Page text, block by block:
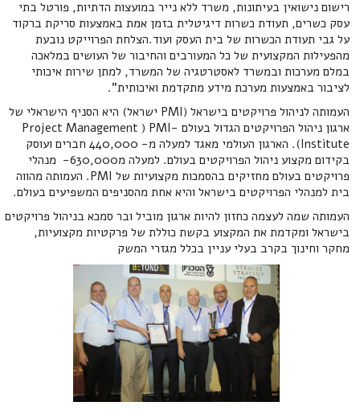
רישום נישואין בעיתונות, משרד ללא נייר במועצות הדתיות, פורטל בתי
עסק כשרים, תעודת כשרות דיגיטלית בזמן אמת באמצעות סריקת ברקוד
על גבי תעודת הכשרות של בית העסק ועוד.הצלחת הפרוייקט נובעת
מהפעילות המקצועית של כל המעורבים והחיבור של העושים במלאכה
במלם מערכות ובמשרד לאסטרטגיה של המשרד, למתן שירות איכותי
לציבור באמצעות מערכת מידע מתקדמת ואיכותית".
העמותה לניהול פרויקטים בישראל (PMI ישראל) היא הסניף הישראלי של
ארגון ניהול הפרויקטים הגדול בעולם -Project Management ) PMI
Institute). הארגון העולמי מאגד למעלה מ- 440,000 חברים ועוסק
בקידום מקצוע ניהול הפרויקטים בעולם. למעלה מ630,000- מנהלי
פרויקטים בעולם מחזיקים בהסמכות מקצועיות של PMI. העמותה מהווה
בית למנהלי הפרויקטים בישראל והיא אחת מהסניפים המשפיעים בעולם.
העמותה שמה לעצמה כחזון להיות ארגון מוביל ובר סמכא בניהול פרויקטים
בישראל ומקדמת את המקצוע בקשת כוללת של פרקטיות מקצועיות,
מחקר וחינוך בקרב בעלי עניין בכלל מגזרי המשק